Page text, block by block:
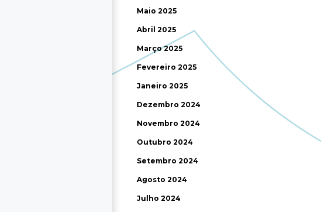
Maio 2025
Abril 2025
Março 2025
Fevereiro 2025
Janeiro 2025
Dezembro 2024
Novembro 2024
Outubro 2024
Setembro 2024
Agosto 2024
Julho 2024